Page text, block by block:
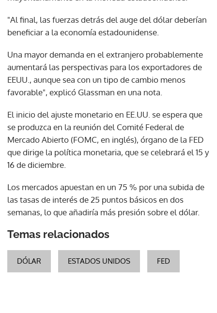
"Al final, las fuerzas detrás del auge del dólar deberían
beneficiar a la economía estadounidense.
Una mayor demanda en el extranjero probablemente
aumentará las perspectivas para los exportadores de
EEUU., aunque sea con un tipo de cambio menos
favorable", explicó Glassman en una nota.
El inicio del ajuste monetario en EE.UU. se espera que
se produzca en la reunión del Comité Federal de
Mercado Abierto (FOMC, en inglés), órgano de la FED
que dirige la política monetaria, que se celebrará el 15 y
16 de diciembre.
Los mercados apuestan en un 75 % por una subida de
las tasas de interés de 25 puntos básicos en dos
semanas, lo que añadiría más presión sobre el dólar.
Temas relacionados
DÓLAR ESTADOS UNIDOS FED